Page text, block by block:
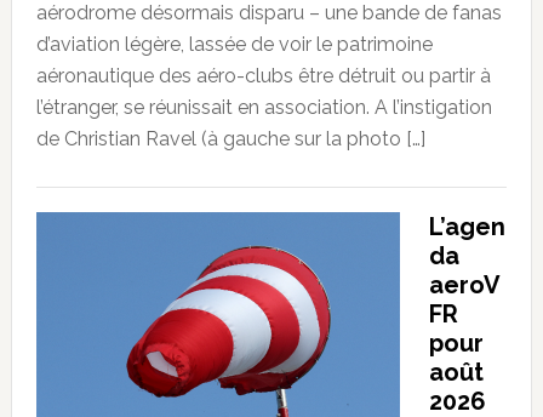
aérodrome désormais disparu – une bande de fanas
d’aviation légère, lassée de voir le patrimoine
aéronautique des aéro-clubs être détruit ou partir à
l’étranger, se réunissait en association. A l’instigation
de Christian Ravel (à gauche sur la photo […]
L’agen
da
aeroV
FR
pour
août
2026